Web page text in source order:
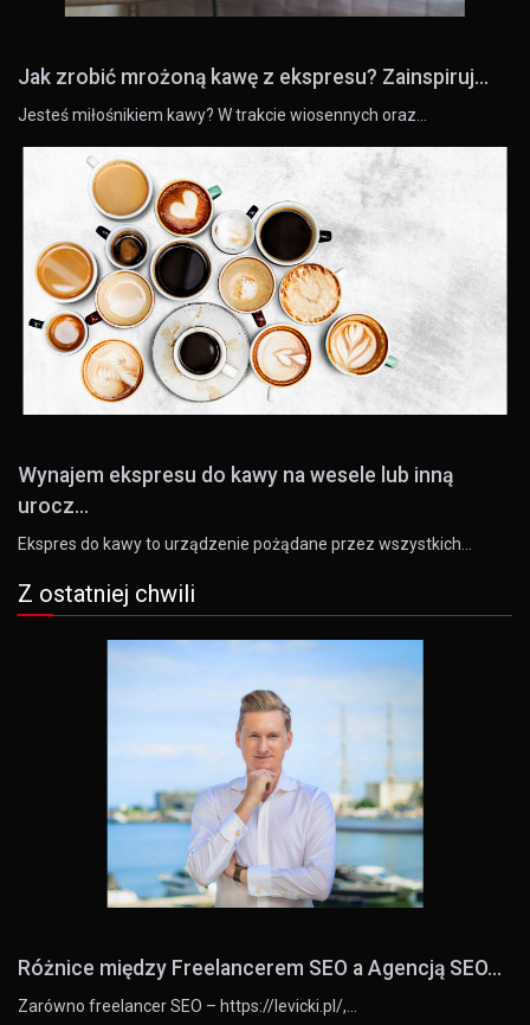
Jak zrobić mrożoną kawę z ekspresu? Zainspiruj...
Jesteś miłośnikiem kawy? W trakcie wiosennych oraz…
Wynajem ekspresu do kawy na wesele lub inną
urocz...
Ekspres do kawy to urządzenie pożądane przez wszystkich…
Z ostatniej chwili
Różnice między Freelancerem SEO a Agencją SEO...
Zarówno freelancer SEO – https://levicki.pl/,…